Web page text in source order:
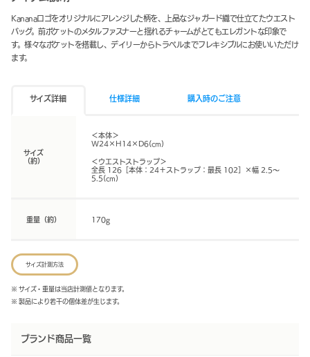
Kananaロゴをオリジナルにアレンジした柄を、上品なジャガード織で仕立てたウエスト
バッグ。前ポケットのメタルファスナーと揺れるチャームがとてもエレガントな印象で
す。様々なポケットを搭載し、デイリーからトラベルまでフレキシブルにお使いいただけ
ます。
サイズ詳細 仕様詳細 購入時のご注意
サイズ
（約）
＜本体＞
W24×H14×D6(cm)
＜ウエストストラップ＞
全長 126［本体：24＋ストラップ：最長 102］×幅 2.5～
5.5(cm)
重量（約） 170g
サイズ計測方法
※ サイズ・重量は当店計測値となります。
※ 製品により若干の個体差が生じます。
ブランド商品一覧